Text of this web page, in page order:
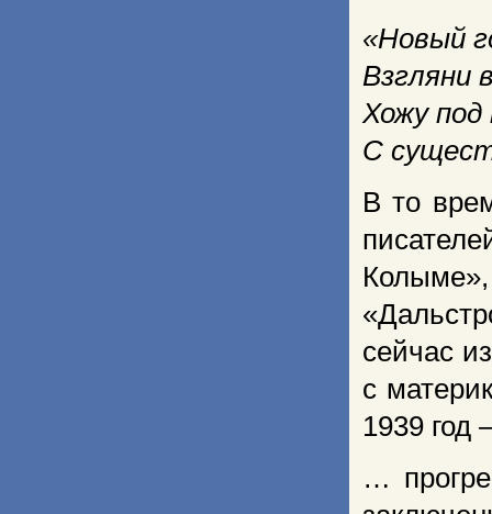
«Новый
Взгляни
Хожу под
С
В то
сейчас
с
1939 год
…